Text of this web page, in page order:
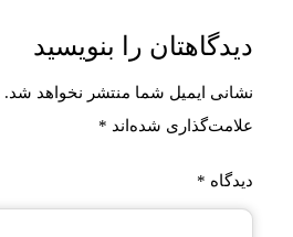
دیدگاهتان را بنویسید
نشانی ایمیل شما منتشر نخواهد شد.
علامت‌گذاری شده‌اند *
دیدگاه *